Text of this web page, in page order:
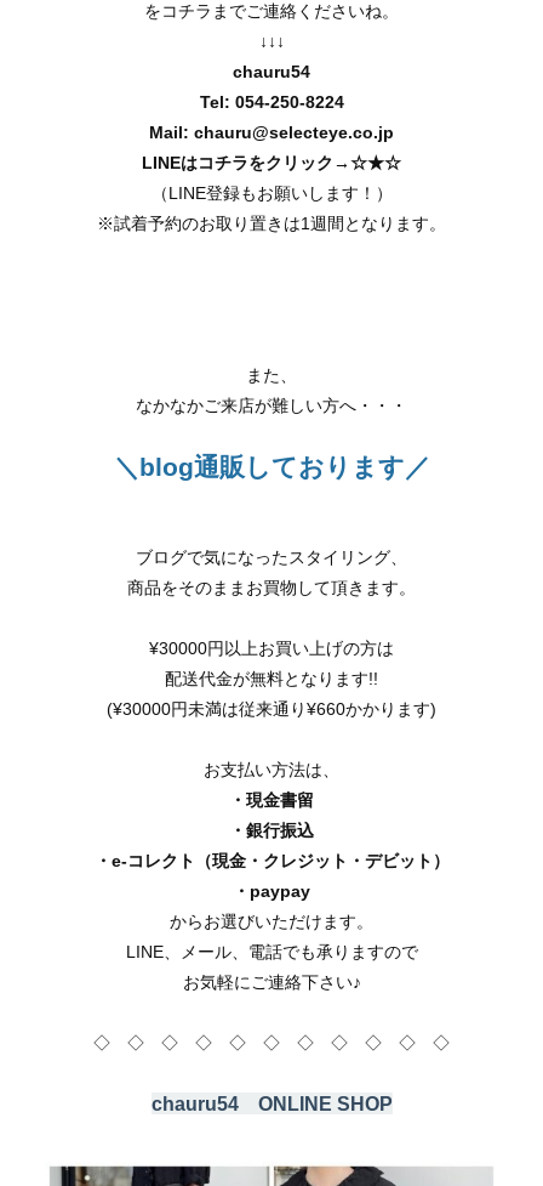
をコチラまでご連絡くださいね。
↓↓↓
chauru54
Tel: 054-250-8224
Mail: chauru@selecteye.co.jp
LINEはコチラをクリック→☆★☆
（LINE登録もお願いします！）
※試着予約のお取り置きは1週間となります。
また、
なかなかご来店が難しい方へ・・・
＼blog通販しております／
ブログで気になったスタイリング、
商品をそのままお買物して頂きます。
¥30000円以上お買い上げの方は
配送代金が無料となります!!
(¥30000円未満は従来通り¥660かかります)
お支払い方法は、
・現金書留
・銀行振込
・e-コレクト（現金・クレジット・デビット）
・paypay
からお選びいただけます。
LINE、メール、電話でも承りますので
お気軽にご連絡下さい♪
◇ ◇ ◇ ◇ ◇ ◇ ◇ ◇ ◇ ◇ ◇
chauru54 ONLINE SHOP